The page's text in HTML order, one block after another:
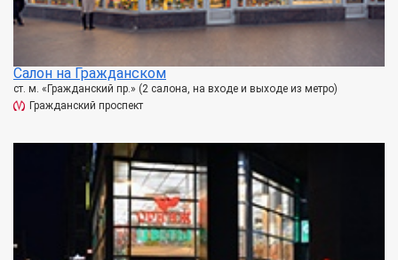
Салон на Гражданском
ст. м. «Гражданский пр.» (2 салона, на входе и выходе из метро)
Гражданский проспект